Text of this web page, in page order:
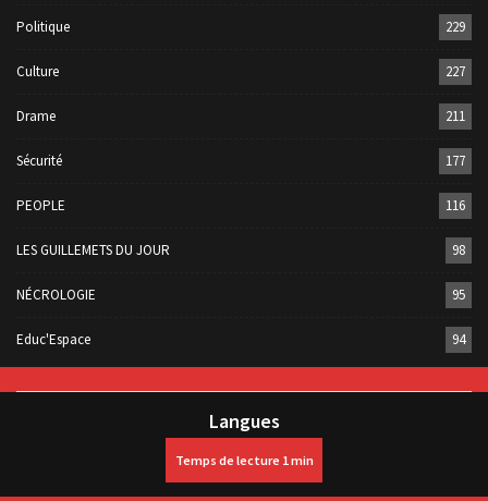
Politique 229
Culture 227
Drame 211
Sécurité 177
PEOPLE 116
LES GUILLEMETS DU JOUR 98
NÉCROLOGIE 95
Educ'Espace 94
Langues